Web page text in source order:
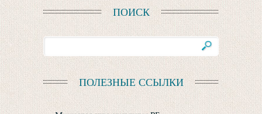
ПОИСК
ПОЛЕЗНЫЕ ССЫЛКИ